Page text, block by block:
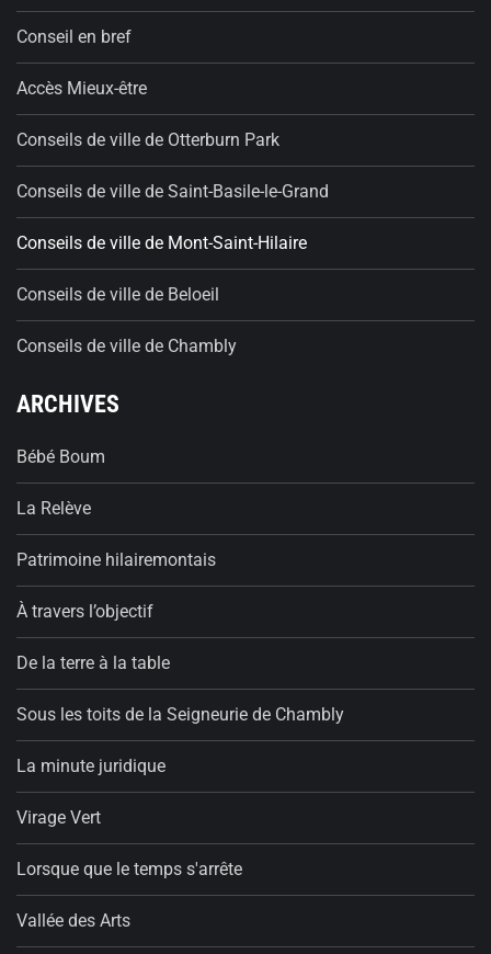
Conseil en bref
Accès Mieux-être
Conseils de ville de Otterburn Park
Conseils de ville de Saint-Basile-le-Grand
Conseils de ville de Mont-Saint-Hilaire
Conseils de ville de Beloeil
Conseils de ville de Chambly
ARCHIVES
Bébé Boum
La Relève
Patrimoine hilairemontais
À travers l’objectif
De la terre à la table
Sous les toits de la Seigneurie de Chambly
La minute juridique
Virage Vert
Lorsque que le temps s'arrête
Vallée des Arts